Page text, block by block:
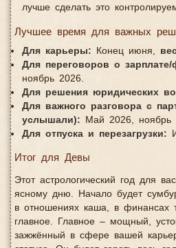
лучше сделать это
Лучшее время для важных
Для карьеры: Конец июня,
Для переговоров о зарплате/
ноябрь 2026.
Для решения юридических
Для важного разговора с
услышали): Май 2026, ноябрь
Для отпуска и перезагрузки:
Итог для Девы
Этот астрологический год для
ясному дню. Начало будет
в отношениях каша, в финансах
главное. Главное – мощный,
зажжённый в сфере вашей